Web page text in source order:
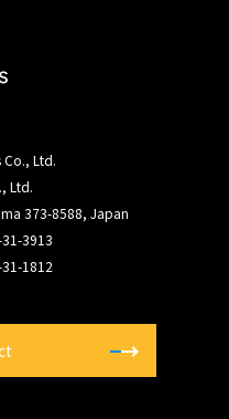
Co., Ltd.
Ltd.
373-8588, Japan
3913
31-1812